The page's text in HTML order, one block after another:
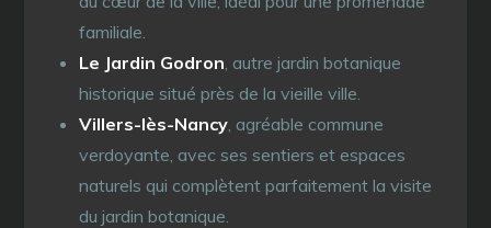
familiale.
Le Jardin Godron, autre jardin botanique
historique situé près de la vieille ville.
Villers-lès-Nancy, agréable commune
verdoyante, avec ses sentiers et espaces
naturels qui complètent parfaitement la visite
du jardin botanique.